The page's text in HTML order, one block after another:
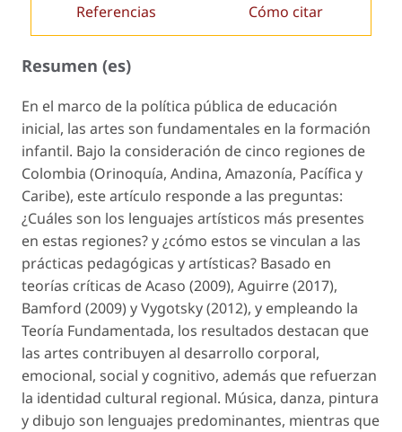
Referencias Cómo citar
Resumen (es)
En el marco de la política pública de educación
inicial, las artes son fundamentales en la formación
infantil. Bajo la consideración de cinco regiones de
Colombia (Orinoquía, Andina, Amazonía, Pacífica y
Caribe), este artículo responde a las preguntas:
¿Cuáles son los lenguajes artísticos más presentes
en estas regiones? y ¿cómo estos se vinculan a las
prácticas pedagógicas y artísticas? Basado en
teorías críticas de Acaso (2009), Aguirre (2017),
Bamford (2009) y Vygotsky (2012), y empleando la
Teoría Fundamentada, los resultados destacan que
las artes contribuyen al desarrollo corporal,
emocional, social y cognitivo, además que refuerzan
la identidad cultural regional. Música, danza, pintura
y dibujo son lenguajes predominantes, mientras que